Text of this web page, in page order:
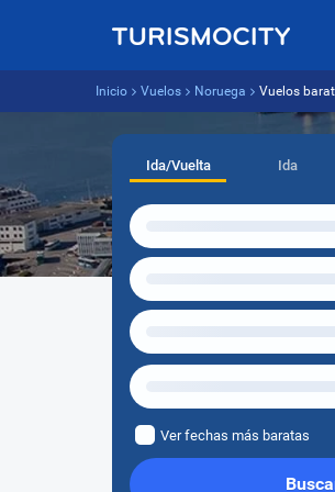
Inicio Vuelos Noruega Vuelos
Ida/Vuelta Ida
Ver fechas más baratas